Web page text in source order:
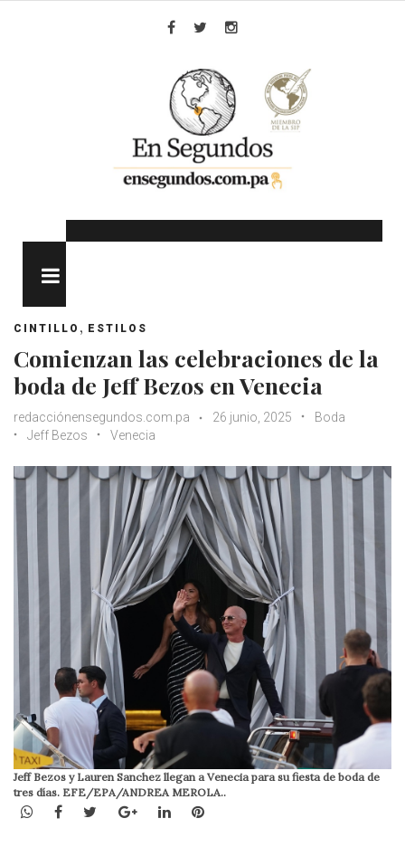
CINTILLO , ESTILOS
Comienzan las celebraciones de la
boda de Jeff Bezos en Venecia
redacciónensegundos.com.pa 26 junio, 2025
Boda
Jeff Bezos
Venecia
Jeff Bezos y Lauren Sanchez llegan a Venecia para su fiesta de boda de
tres días. EFE/EPA/ANDREA MEROLA..
WhatsApp
Facebook
TwitterGoogle+LinkedInPinterest